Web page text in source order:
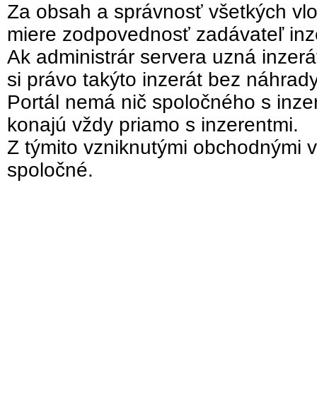
Za obsah a správnosť všetkých
miere zodpovednosť zadávateľ
Ak administrár servera uzná
si právo takýto inzerát bez
Portál nemá nič spoločného s
konajú vždy priamo s inzerentmi.
Z týmito vzniknutými obchodnými
spoločné.